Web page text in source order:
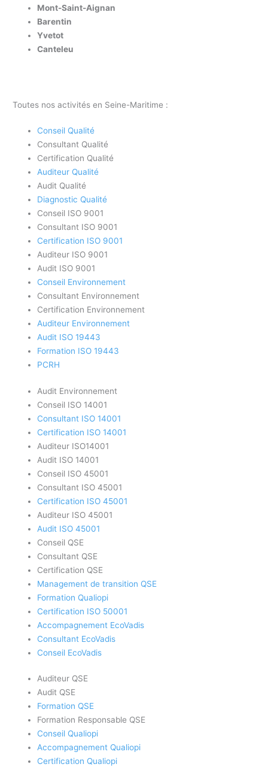
Mont-Saint-Aignan
Barentin
Yvetot
Canteleu
Toutes nos activités en Seine-Maritime :
Conseil Qualité
Consultant Qualité
Certification Qualité
Auditeur Qualité
Audit Qualité
Diagnostic Qualité
Conseil ISO 9001
Consultant ISO 9001
Certification ISO 9001
Auditeur ISO 9001
Audit ISO 9001
Conseil Environnement
Consultant Environnement
Certification Environnement
Auditeur Environnement
Audit ISO 19443
Formation ISO 19443
PCRH
Audit Environnement
Conseil ISO 14001
Consultant ISO 14001
Certification ISO 14001
Auditeur ISO14001
Audit ISO 14001
Conseil ISO 45001
Consultant ISO 45001
Certification ISO 45001
Auditeur ISO 45001
Audit ISO 45001
Conseil QSE
Consultant QSE
Certification QSE
Management de transition QSE
Formation Qualiopi
Certification ISO 50001
Accompagnement EcoVadis
Consultant EcoVadis
Conseil EcoVadis
Auditeur QSE
Audit QSE
Formation QSE
Formation Responsable QSE
Conseil Qualiopi
Accompagnement Qualiopi
Certification Qualiopi